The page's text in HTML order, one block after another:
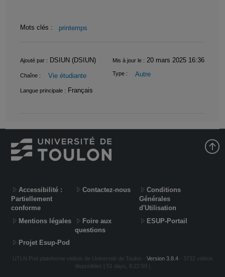
Mots clés : printemps
Informations
Ajouté par : DSIUN (DSIUN) Mis à jour le : 20 mars 2025 16:36
Chaîne : Vie étudiante Type : Autre
Langue principale : Français
Accessibilité :
Partiellement
conforme
Contactez-nous
Conditions
Générales
d'Utilisation
Mentions légales
Foire aux
questions
ESUP-Portail
Projet Esup-Pod
UTLN.Pod plateforme vidéos de Universtié de Toulon - Version 3.8.4- 3732 vidéos
disponibles [ 51 days, 8:22:59 ]